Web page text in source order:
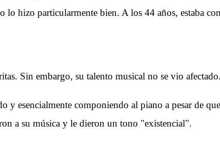
lo hizo particularmente bien. A los 44 años, estaba
Sin embargo, su talento musical no se vio
esencialmente componiendo al piano a pesar de
a su música y le dieron un tono "existencial".